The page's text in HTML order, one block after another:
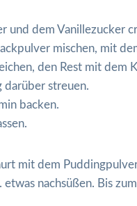
und dem Vanillezucker
mischen, mit
den Rest mit
darüber streuen.
backen.
mit dem
nachsüßen. Bis